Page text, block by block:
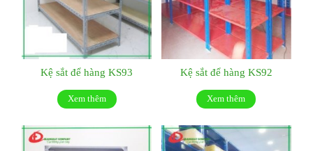
Kệ sắt để hàng KS93
Xem thêm
Kệ sắt để hàng KS92
Xem thêm